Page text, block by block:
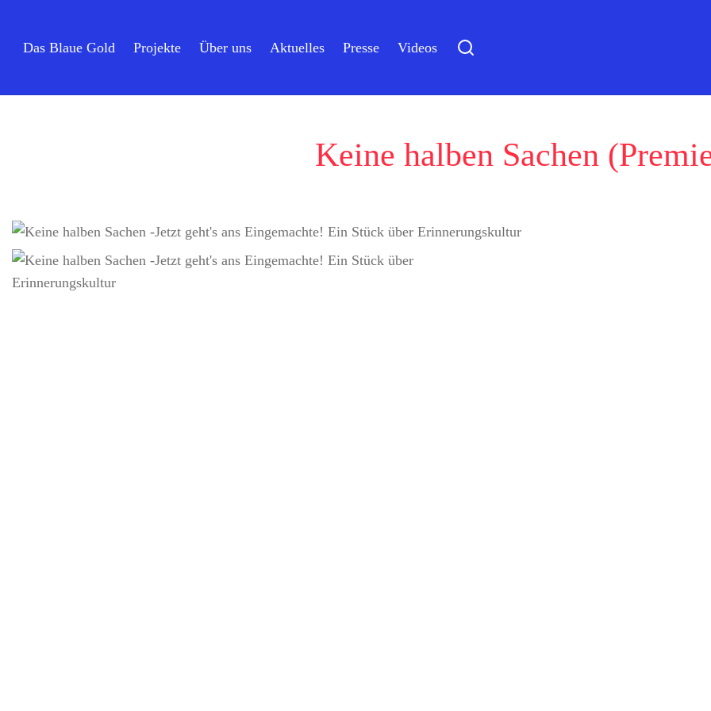
Das Blaue Gold Projekte Über uns Aktuelles Presse Videos
Keine halben Sachen